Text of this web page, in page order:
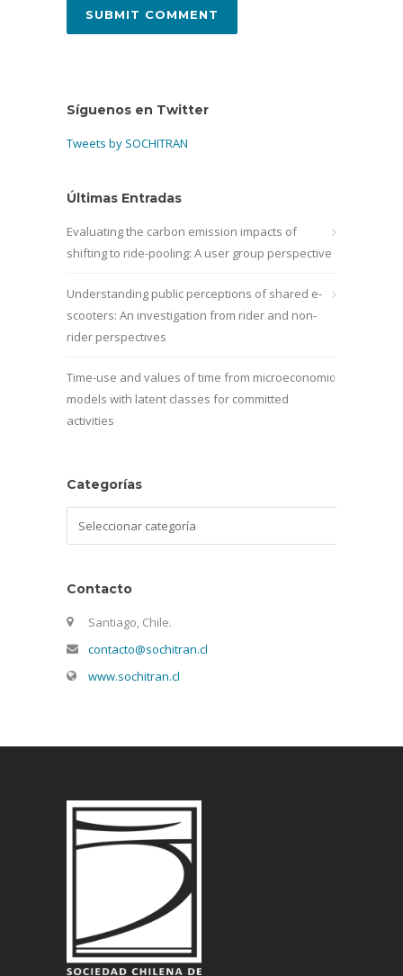
Síguenos en Twitter
Tweets by SOCHITRAN
Últimas Entradas
Evaluating the carbon emission impacts of
shifting to ride-pooling: A user group perspective
Understanding public perceptions of shared e-
scooters: An investigation from rider and non-
rider perspectives
Time-use and values of time from microeconomic
models with latent classes for committed
activities
Categorías
Contacto
Santiago, Chile.
contacto@sochitran.cl
www.sochitran.cl